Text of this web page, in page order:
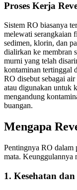
Proses Kerja
Sistem RO biasanya
melewati serangkaian
sedimen, klorin, dan
dialirkan ke membran
murni yang telah
kontaminan tertinggal
RO disebut sebagai
atau digunakan untuk
mengandung
buangan.
Mengapa
Pentingnya RO dalam
mata. Keunggulannya
1. Kesehatan